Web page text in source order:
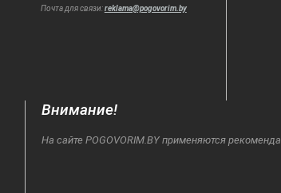
Почта для связи:reklama@pogovorim.by
Внимание!
На сайте POGOVORIM.BY применяются